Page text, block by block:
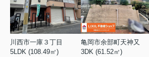
川西市一庫３丁目
5LDK (108.49㎡)
亀岡市余部町天神又
3DK (61.52㎡)